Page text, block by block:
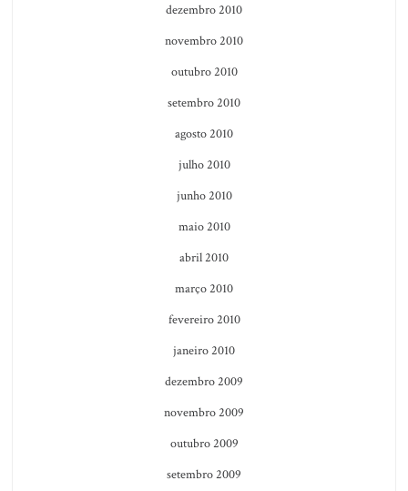
dezembro 2010
novembro 2010
outubro 2010
setembro 2010
agosto 2010
julho 2010
junho 2010
maio 2010
abril 2010
março 2010
fevereiro 2010
janeiro 2010
dezembro 2009
novembro 2009
outubro 2009
setembro 2009